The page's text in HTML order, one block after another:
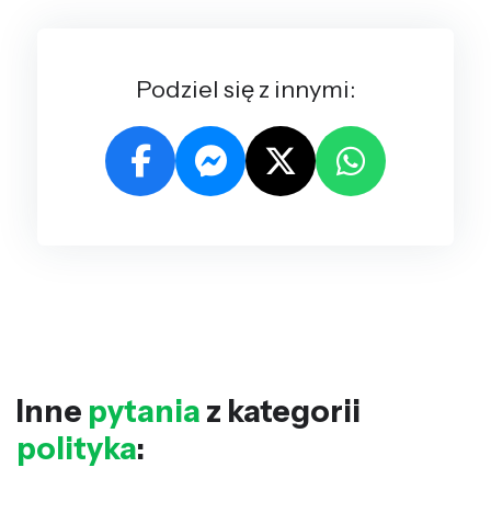
Podziel się z innymi:
Inne pytania z kategorii
polityka: